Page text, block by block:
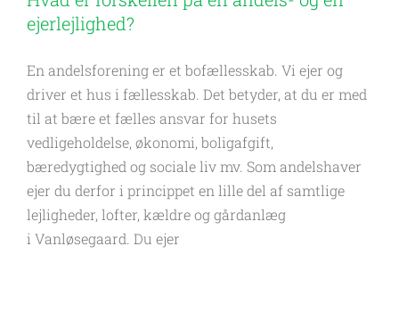
ejerlejlighed?
En andelsforening er et bofællesskab. Vi ejer og
driver et hus i fællesskab. Det betyder, at du er med
til at bære et fælles ansvar for husets
vedligeholdelse, økonomi, boligafgift,
bæredygtighed og sociale liv mv. Som andelshaver
ejer du derfor i princippet en lille del af samtlige
lejligheder, lofter, kældre og gårdanlæg
i Vanløsegaard. Du ejer